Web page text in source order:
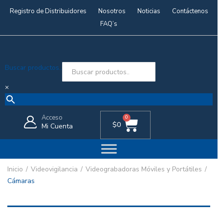
Registro de Distribuidores Nosotros Noticias
Contáctenos
FAQ’s
Buscar productos..
×
Acceso
Mi Cuenta $0
0
Inicio Videovigilancia
Videograbadoras Móviles y Portátiles
Cámaras